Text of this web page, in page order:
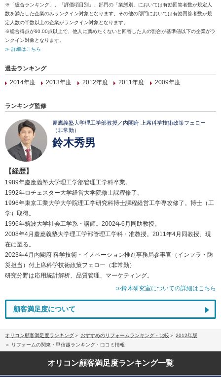
※「総合ランキング」、「評価項目別」、部門の「業態別」においては有効回答者数が規定人
数を満たした企業のみランクイン対象となります。その他の部門においては有効回答者数が規
定人数の半数以上の企業がランクイン対象となります。
※総合得点が60.00点以上で、他人に薦めたくないと回答した人の割合が基準値以下の企業がラ
ンクイン対象となります。
≫ 詳細はこちら
過去ランキング
2014年度
2013年度 2012年度 2011年度 2009年度
ランキング監修
慶應義塾大学理工学部教授／内閣府 上席科学技術政策フェロー
（非常勤）
鈴木秀男
【経歴】
1989年慶應義塾大学理工学部管理工学科卒業。
1992年ロチェスター大学経営大学院修士課程修了。
1996年東京工業大学大学院理工学研究科博士課程経営工学専攻修了。博士（工
学）取得。
1996年筑波大学社会工学系・講師。2002年6月同助教授。
2008年4月慶應義塾大学理工学部管理工学科・准教授。2011年4月同教授、現
在に至る。
2023年4月内閣府 科学技術・イノベーション推進事務局参事官（インフラ・防
災担当）付上席科学技術政策フェロー（非常勤）
研究分野は応用統計解析、品質管理、マーケティング。
≫鈴木研究室についての詳細はこちら
顧客満足度について
オリコン顧客満足度ランキング おすすめのリフォームランキング・比較
2012年版
リフォームの関東・甲信越ランキング・口コミ情報
オリコン顧客満足度ランキング一覧